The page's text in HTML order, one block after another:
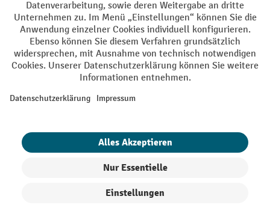
AGB Impressum Datenschutz
Barrierefreiheit Privacy Settings
Alle Preise exkl. gesetzl. Mehrwertsteuer zzgl.Versandkosten und ggf.
Nachnahmegebühren, wenn nicht anders angegeben.
¹ Der Rabatt gilt so lange der Vorrat reicht. Der Rabatt gilt nicht auf
Erstregistrierung für den Newsletter gewährt. Der Gutschein ist 10
Tage gültig und kann ab einem Netto-Bestellwert von 250,- € online
eingelöst werden. Die Höhe des Rabatts variiert je nach
Arbeitsschutz | 5% auf Werkstatt, Betrieb, Transport, Stapeln und